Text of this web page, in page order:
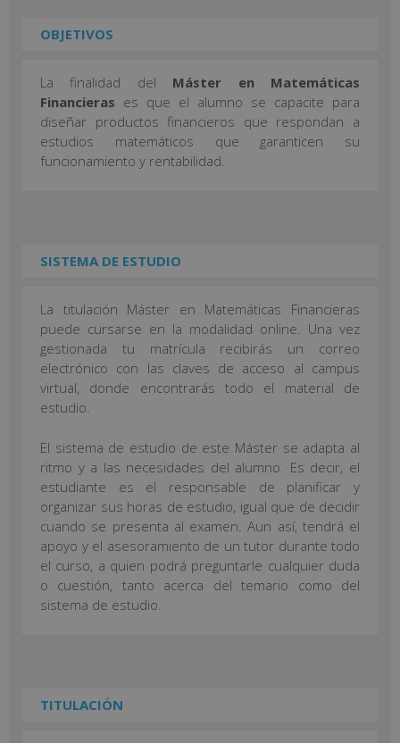
OBJETIVOS
La finalidad del Máster en Matemáticas
Financieras es que el alumno se capacite para
diseñar productos financieros que respondan a
estudios matemáticos que garanticen su
funcionamiento y rentabilidad.
SISTEMA DE ESTUDIO
La titulación Máster en Matemáticas Financieras
puede cursarse en la modalidad online. Una vez
gestionada tu matrícula recibirás un correo
electrónico con las claves de acceso al campus
virtual, donde encontrarás todo el material de
estudio.
El sistema de estudio de este Máster se adapta al
ritmo y a las necesidades del alumno. Es decir, el
estudiante es el responsable de planificar y
organizar sus horas de estudio, igual que de decidir
cuando se presenta al examen. Aun así, tendrá el
apoyo y el asesoramiento de un tutor durante todo
el curso, a quien podrá preguntarle cualquier duda
o cuestión, tanto acerca del temario como del
sistema de estudio.
TITULACIÓN